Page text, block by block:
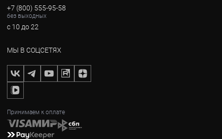
+7 (800) 555-95-58
без выходных
с 10 до 22
МЫ В СОЦСЕТЯХ
Принимаем к оплате